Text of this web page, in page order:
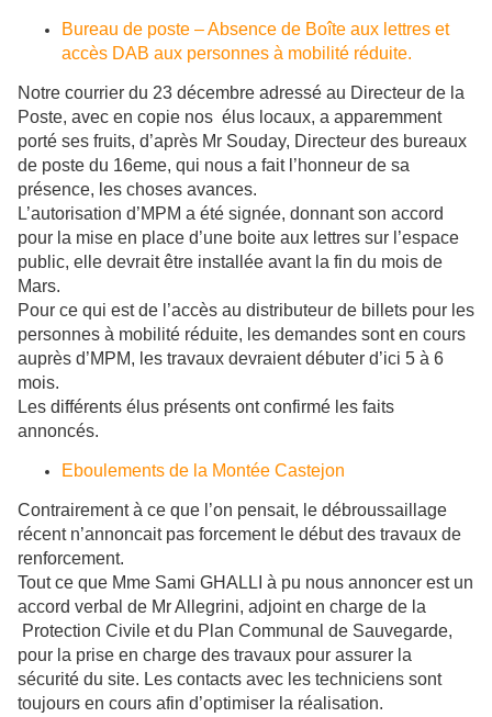
Bureau de poste – Absence de Boîte aux lettres et
accès DAB aux personnes à mobilité réduite.
​Notre courrier du 23 décembre adressé au Directeur de la
Poste, avec en copie nos élus locaux, a apparemment
porté ses fruits, d’après Mr Souday, Directeur des bureaux
de poste du 16eme, qui nous a fait l’honneur de sa
présence, les choses avances.
L’autorisation d’MPM a été signée, donnant son accord
pour la mise en place d’une boite aux lettres sur l’espace
public, elle devrait être installée avant la fin du mois de
Mars.
Pour ce qui est de l’accès au distributeur de billets pour les
personnes à mobilité réduite, les demandes sont en cours
auprès d’MPM, les travaux devraient débuter d’ici 5 à 6
mois.
Les différents élus présents ont confirmé les faits
annoncés.
Eboulements de la Montée Castejon
​Contrairement à ce que l’on pensait, le débroussaillage
récent n’annoncait pas forcement le début des travaux de
renforcement.
Tout ce que Mme Sami GHALLI à pu nous annoncer est un
accord verbal de Mr Allegrini, adjoint en charge de la
Protection Civile et du Plan Communal de Sauvegarde,
pour la prise en charge des travaux pour assurer la
sécurité du site. Les contacts avec les techniciens sont
toujours en cours afin d’optimiser la réalisation.